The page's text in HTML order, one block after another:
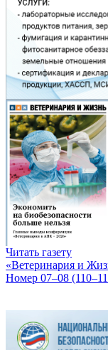
Читать газету
«Ветеринария и
Номер 07–08